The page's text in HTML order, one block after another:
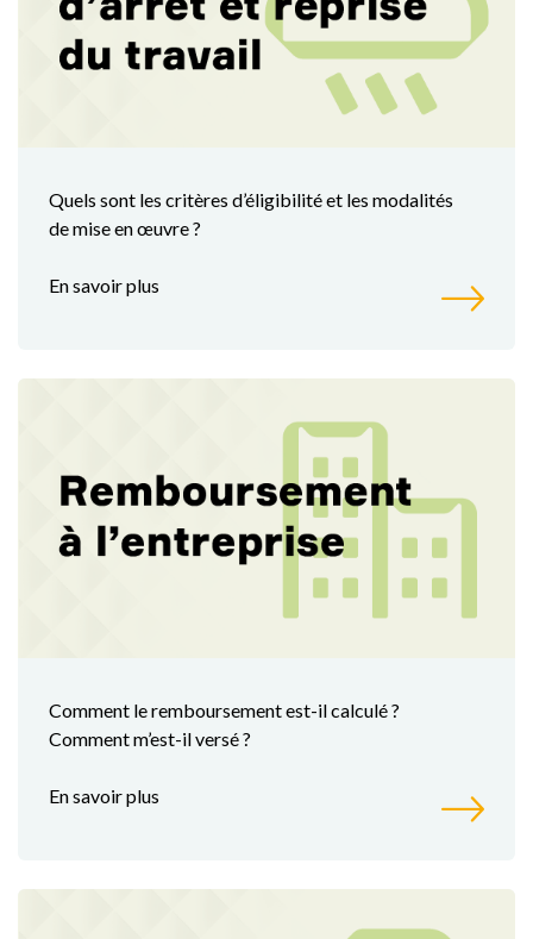
Quels sont les critères d’éligibilité et les modalités
de mise en œuvre ?
En savoir plus
Comment le remboursement est-il calculé ?
Comment m’est-il versé ?
En savoir plus